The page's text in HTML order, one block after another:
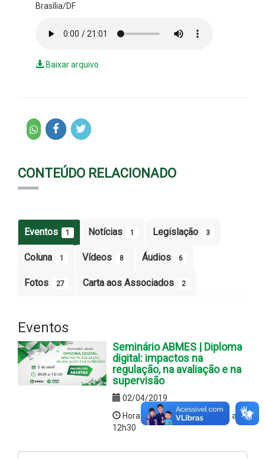
Brasília/DF
Baixar arquivo
CONTEÚDO RELACIONADO
Eventos 1 Notícias 1 Legislação 3
Coluna 1 Vídeos 8 Áudios 6
Fotos 27 Carta aos Associados 2
Eventos
Seminário ABMES | Diploma
digital: impactos na
regulação, na avaliação e na
supervisão
02/04/2019
Hora:8h30 (credenciamento) a
12h30